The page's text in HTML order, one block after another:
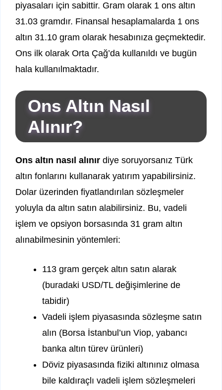
piyasaları için sabittir. Gram olarak 1 ons altın
31.03 gramdır. Finansal hesaplamalarda 1 ons
altın 31.10 gram olarak hesabınıza geçmektedir.
Ons ilk olarak Orta Çağ’da kullanıldı ve bugün
hala kullanılmaktadır.
Ons Altın Nasıl
Alınır?
Ons altın nasıl alınır diye soruyorsanız Türk
altın fonlarını kullanarak yatırım yapabilirsiniz.
Dolar üzerinden fiyatlandırılan sözleşmeler
yoluyla da altın satın alabilirsiniz. Bu, vadeli
işlem ve opsiyon borsasında 31 gram altın
alınabilmesinin yöntemleri:
113 gram gerçek altın satın alarak
(buradaki USD/TL değişimlerine de
tabidir)
Vadeli işlem piyasasında sözleşme satın
alın (Borsa İstanbul’un Viop, yabancı
banka altın türev ürünleri)
Döviz piyasasında fiziki altınınız olmasa
bile kaldıraçlı vadeli işlem sözleşmeleri